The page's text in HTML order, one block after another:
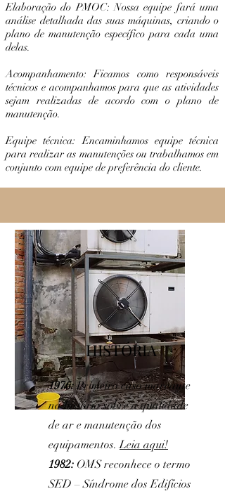
Elaboração do PMOC: Nossa equipe fará uma
análise detalhada das suas máquinas, criando o
plano de manutenção específico para cada uma
delas.
Acompanhamento: Ficamos como responsáveis
técnicos e acompanhamos para que as atividades
sejam realizadas de acordo com o plano de
manutenção.
Equipe técnica: Encaminhamos equipe técnica
para realizar as manutenções ou trabalhamos em
conjunto com equipe de preferência do cliente.
HISTÓRIA
1976:Primeiro caso marcante
na história sobre a qualidade
de ar e manutenção dos
equipamentos.Leia aqui!
1982: OMS reconhece o termo
SED – Síndrome dos Edifícios